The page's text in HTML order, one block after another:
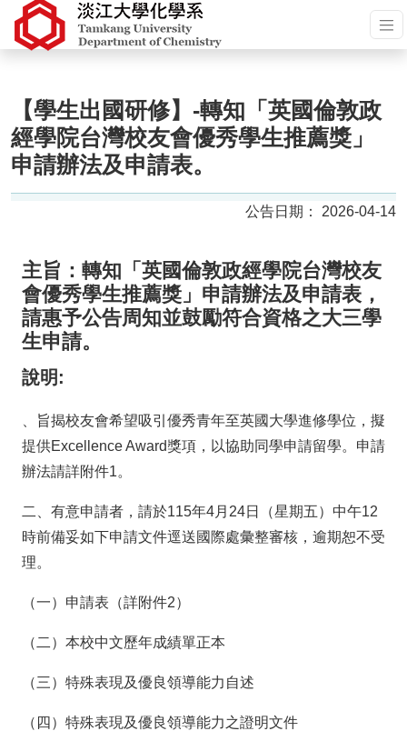
【學生出國研修】-轉知「英國倫敦政
經學院台灣校友會優秀學生推薦獎」
申請辦法及申請表。
2026-04-14
主旨：轉知「英國倫敦政經學院台灣校友
會優秀學生推薦獎」申請辦法及申請表，
請惠予公告周知並鼓勵符合資格之大三學
生申請。
說明:
、旨揭校友會希望吸引優秀青年至英國大學進修學位，擬
提供Excellence Award獎項，以協助同學申請留學。申請
辦法請詳附件1。
二、有意申請者，請於115年4月24日（星期五）中午12
時前備妥如下申請文件逕送國際處彙整審核，逾期恕不受
理。
（一）申請表（詳附件2）
（二）本校中文歷年成績單正本
（三）特殊表現及優良領導能力自述
（四）特殊表現及優良領導能力之證明文件